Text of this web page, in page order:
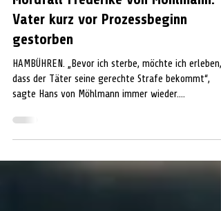
18. Juni 2022
1 Min. Lesezeit
GESELLSCHAFT
Mordfall Frederike von Möhlmann:
Vater kurz vor Prozessbeginn
gestorben
HAMBÜHREN. „Bevor ich sterbe, möchte ich erleben,
dass der Täter seine gerechte Strafe bekommt“,